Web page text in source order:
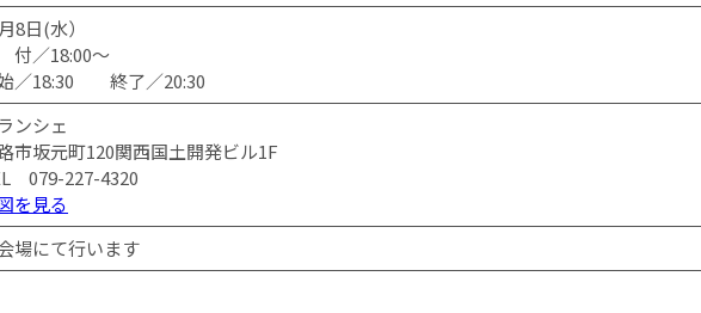
8日(水）
／18:00～
／18:30 終了／20:30
ンシェ
市坂元町120関西国土開発ビル1F
079-227-4320
を見る
場にて行います